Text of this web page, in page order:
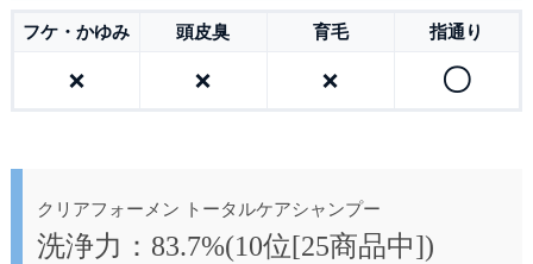
フケ・かゆみ 頭皮臭 育毛 指通り
× × × 〇
クリアフォーメン トータルケアシャンプー
洗浄力：83.7%(10位[25商品中])